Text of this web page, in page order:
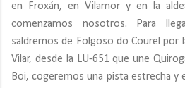
en Froxán, en Vilamor y en la
comenzamos nosotros. Para
saldremos de Folgoso do Courel por
Vilar, desde la LU-651 que une
Boi, cogeremos una pista estrecha y